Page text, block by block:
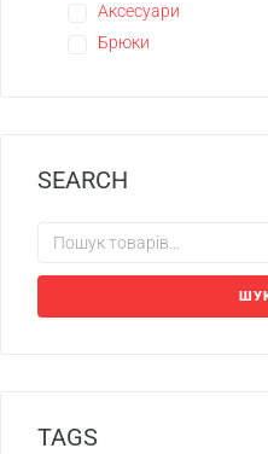
Аксесуари
Брюки
SEARCH
TAGS